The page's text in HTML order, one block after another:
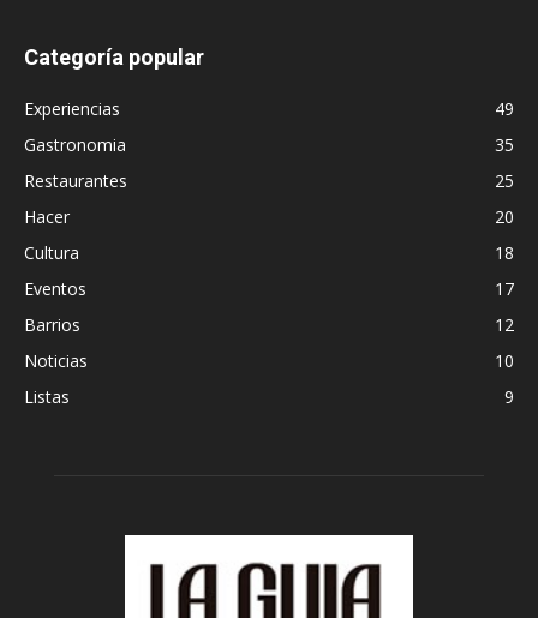
Categoría popular
Experiencias
49
Gastronomia
35
Restaurantes
25
Hacer
20
Cultura
18
Eventos
17
Barrios
12
Noticias
10
Listas
9